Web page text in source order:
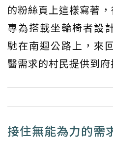
的粉絲頁上這樣寫著
專為搭載坐輪椅者設
馳在南迴公路上，來
醫需求的村民提供到府
接住無能為力的需